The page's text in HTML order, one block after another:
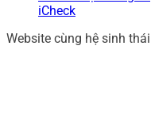
iCheck
Website cùng hệ sinh